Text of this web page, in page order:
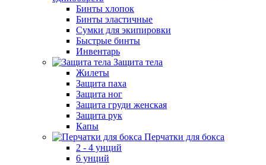
Бинты хлопок
Бинты эластичные
Сумки для экипировки
Быстрые бинты
Инвентарь
Защита тела
Жилеты
Защита паха
Защита ног
Защита груди женская
Защита рук
Капы
Перчатки для бокса
2 - 4 унций
6 унций